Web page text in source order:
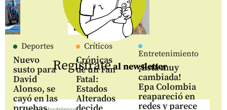
Deportes
Nuevo
susto para
David
Alonso, se
cayó en las
Críticos
Crónicas
de un Fan
Fatal:
Estados
Alterados
Entretenimiento
¡Está muy
cambiada!
Epa Colombia
reapareció en
redes y parece
Regístrateal newsletter